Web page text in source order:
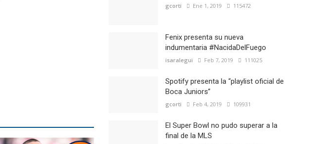
gcorti Ene 1, 2019 115472
Fenix presenta su nueva
indumentaria #NacidaDelFuego
isaralegui Feb 7, 2019 111025
Spotify presenta la “playlist oficial de
Boca Juniors”
gcorti Feb 4, 2019 109931
El Super Bowl no pudo superar a la
final de la MLS